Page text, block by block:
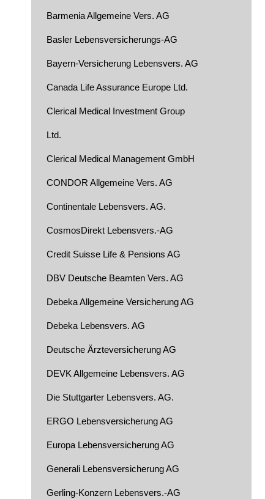
Barmenia Allgemeine Vers. AG
Basler Lebensversicherungs-AG
Bayern-Versicherung Lebensvers. AG
Canada Life Assurance Europe Ltd.
Clerical Medical Investment Group
Ltd.
Clerical Medical Management GmbH
CONDOR Allgemeine Vers. AG
Continentale Lebensvers. AG.
CosmosDirekt Lebensvers.-AG
Credit Suisse Life & Pensions AG
DBV Deutsche Beamten Vers. AG
Debeka Allgemeine Versicherung AG
Debeka Lebensvers. AG
Deutsche Ärzteversicherung AG
DEVK Allgemeine Lebensvers. AG
Die Stuttgarter Lebensvers. AG.
ERGO Lebensversicherung AG
Europa Lebensversicherung AG
Generali Lebensversicherung AG
Gerling-Konzern Lebensvers.-AG